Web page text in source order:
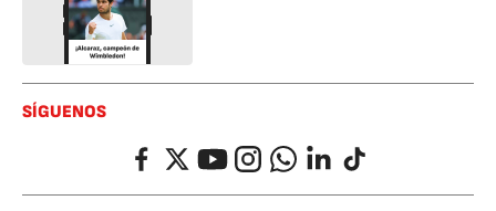
SÍGUENOS
FacebookTwitterYouTubeInstagramWhatsappLinkedIn
TikTok